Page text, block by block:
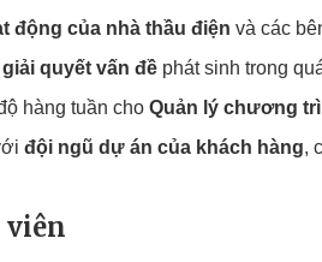
động của nhà thầu điện và các
quyết vấn đề phát sinh trong
hàng tuần cho Quản lý chương
đội ngũ dự án của khách hàng,
viên